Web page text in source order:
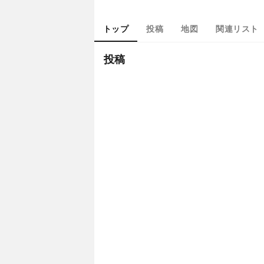
トップ 投稿 地図 関連リスト
投稿